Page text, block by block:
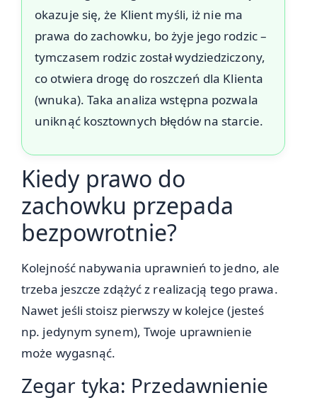
okazuje się, że Klient myśli, iż nie ma
prawa do zachowku, bo żyje jego rodzic –
tymczasem rodzic został wydziedziczony,
co otwiera drogę do roszczeń dla Klienta
(wnuka). Taka analiza wstępna pozwala
uniknąć kosztownych błędów na starcie.
Kiedy prawo do
zachowku przepada
bezpowrotnie?
Kolejność nabywania uprawnień to jedno, ale
trzeba jeszcze zdążyć z realizacją tego prawa.
Nawet jeśli stoisz pierwszy w kolejce (jesteś
np. jedynym synem), Twoje uprawnienie
może wygasnąć.
Zegar tyka: Przedawnienie